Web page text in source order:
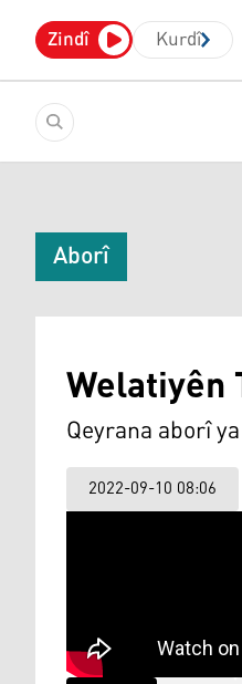
Zindî Kurdî
Aborî
Qeyrana aborî
2022-09-10 08:06